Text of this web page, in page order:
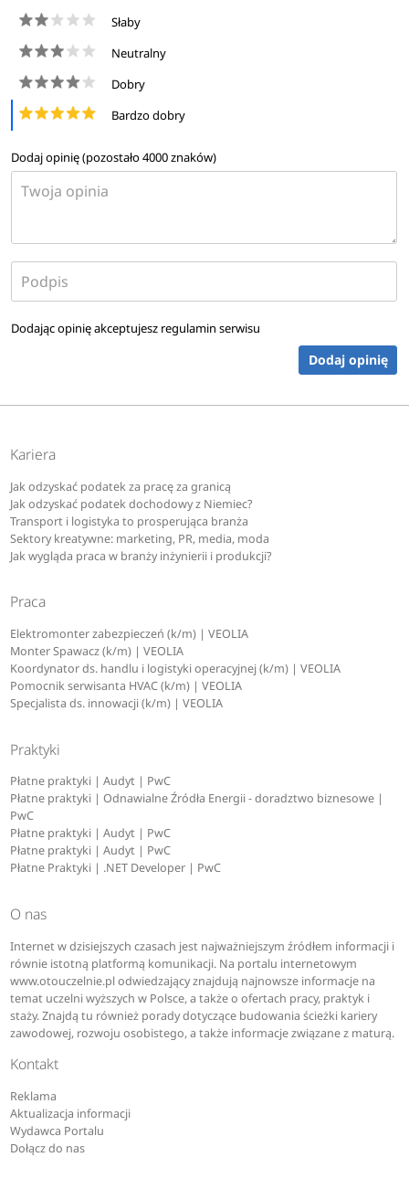
Słaby
Neutralny
Dobry
Bardzo dobry
Dodaj opinię (pozostało4000znaków)
Dodając opinię akceptujesz regulamin serwisu
Dodaj opinię
Kariera
Jak odzyskać podatek za pracę za granicą
Jak odzyskać podatek dochodowy z Niemiec?
Transport i logistyka to prosperująca branża
Sektory kreatywne: marketing, PR, media, moda
Jak wygląda praca w branży inżynierii i produkcji?
Praca
Elektromonter zabezpieczeń (k/m) | VEOLIA
Monter Spawacz (k/m) | VEOLIA
Koordynator ds. handlu i logistyki operacyjnej (k/m) | VEOLIA
Pomocnik serwisanta HVAC (k/m) | VEOLIA
Specjalista ds. innowacji (k/m) | VEOLIA
Praktyki
Płatne praktyki | Audyt | PwC
Płatne praktyki | Odnawialne Źródła Energii - doradztwo biznesowe |
PwC
Płatne praktyki | Audyt | PwC
Płatne praktyki | Audyt | PwC
Płatne Praktyki | .NET Developer | PwC
O nas
Internet w dzisiejszych czasach jest najważniejszym źródłem informacji i
równie istotną platformą komunikacji. Na portalu internetowym
www.otouczelnie.pl odwiedzający znajdują najnowsze informacje na
temat uczelni wyższych w Polsce, a także o ofertach pracy, praktyk i
staży. Znajdą tu również porady dotyczące budowania ścieżki kariery
zawodowej, rozwoju osobistego, a także informacje związane z maturą.
Kontakt
Reklama
Aktualizacja informacji
Wydawca Portalu
Dołącz do nas